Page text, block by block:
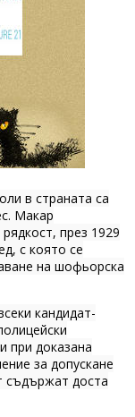
в страната са
Макар
през 1929
с която се
на шофьорска
кандидат-
при доказана
за допускане
съдържат доста